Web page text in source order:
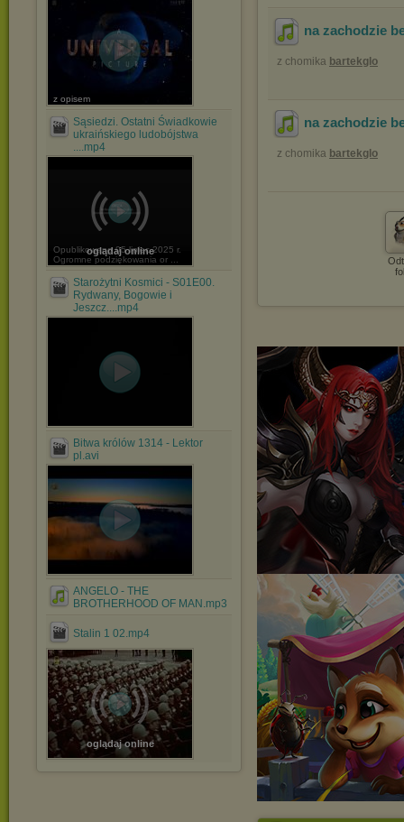
z opisem
Sąsiedzi. Ostatni Świadkowie
ukraińskiego ludobójstwa
....mp4
oglądaj online
Opublikowano 05 lipiec 2025 r.
Ogromne podziękowania or ...
Starożytni Kosmici - S01E00.
Rydwany, Bogowie i
Jeszcz....mp4
Bitwa królów 1314 - Lektor
pl.avi
ANGELO - THE
BROTHERHOOD OF MAN.mp3
Stalin 1 02.mp4
oglądaj online
na zachodzie
z chomika bartekglo
na zachodzie
z chomika bartekglo